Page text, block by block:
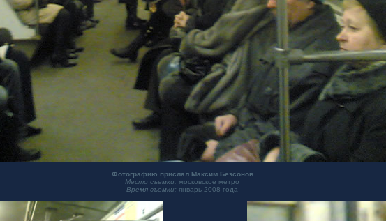
Фотографию прислал Максим Безсонов
Место съемки: московское метро
Время съемки: январь 2008 года